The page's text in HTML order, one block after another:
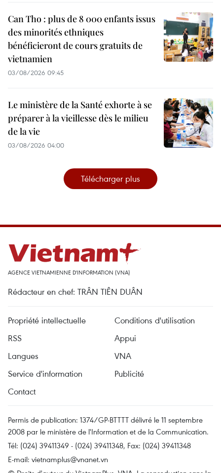
Can Tho : plus de 8 000 enfants issus
des minorités ethniques
bénéficieront de cours gratuits de
vietnamien
03/08/2026 09:45
Le ministère de la Santé exhorte à se
préparer à la vieillesse dès le milieu
de la vie
03/08/2026 04:00
Télécharger plus
AGENCE VIETNAMIENNE D'INFORMATION (VNA)
Rédacteur en chef: TRÂN TIÊN DUÂN
Propriété intellectuelle
Conditions d'utilisation
RSS
Appui
Langues
VNA
Service d'information
Publicité
Contact
Permis de publication: 1374/GP-BTTTT délivré le 11 septembre
2008 par le ministère de l'Information et de la Communication.
Tél: (024) 39411349 - (024) 39411348, Fax: (024) 39411348
E-mail: vietnamplus@vnanet.vn